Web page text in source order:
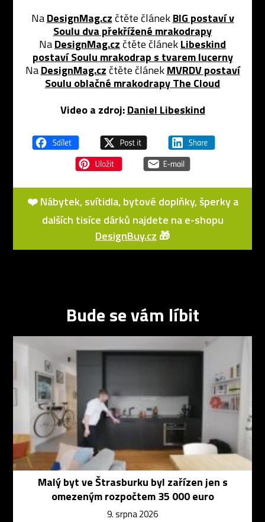
NaDesignMag.cz čtěte článekBIG postaví v
Soulu dva překřížené mrakodrapy
NaDesignMag.cz čtěte článekLibeskind
postaví Soulu mrakodrap s tvarem lucerny
NaDesignMag.cz čtěte článekMVRDV postaví
Soulu oblačné mrakodrapy The Cloud
Video a zdroj: Daniel Libeskind
❤️ Nábytek, svítidla, bytové doplňky, šperky a
dalších tisíce dárků najdete na e-shopu
DesignBuy.cz 🎁
Bude se vám líbit
Malý byt ve Štrasburku byl zařízen jen s
omezeným rozpočtem 35 000 euro
9. srpna 2026